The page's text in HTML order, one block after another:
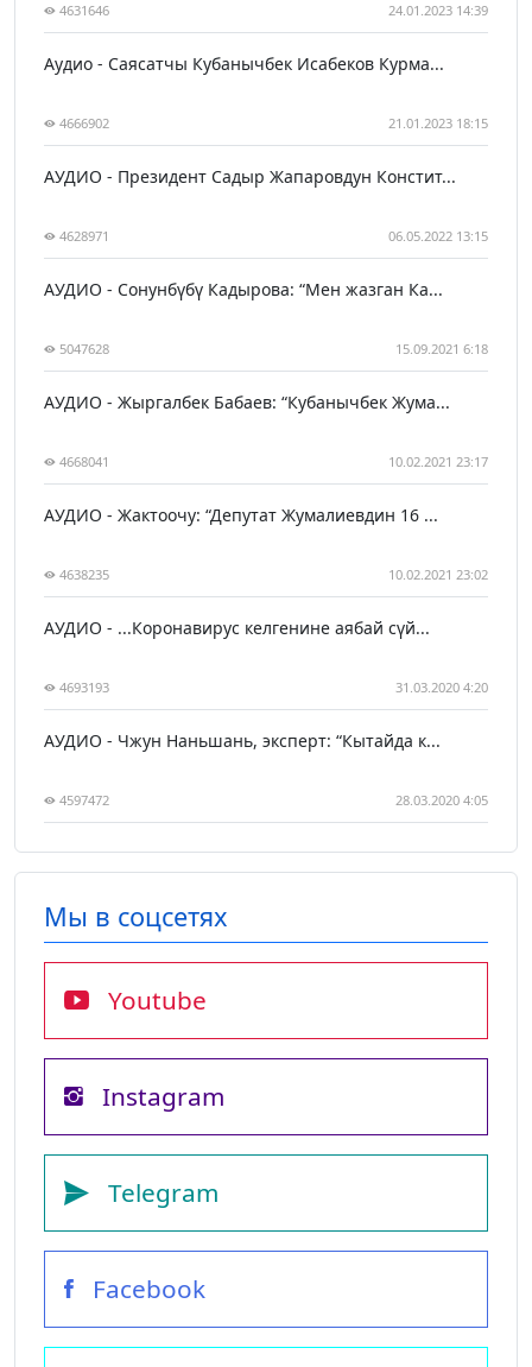
4631646 24.01.2023 14:39
Аудио - Саясатчы Кубанычбек Исабеков Курма...
4666902 21.01.2023 18:15
АУДИО - Президент Садыр Жапаровдун Констит...
4628971 06.05.2022 13:15
АУДИО - Сонунбүбү Кадырова: “Мен жазган Ка...
5047628 15.09.2021 6:18
АУДИО - Жыргалбек Бабаев: “Кубанычбек Жума...
4668041 10.02.2021 23:17
АУДИО - Жактоочу: “Депутат Жумалиевдин 16 ...
4638235 10.02.2021 23:02
АУДИО - ...Коронавирус келгенине аябай сүй...
4693193 31.03.2020 4:20
АУДИО - Чжун Наньшань, эксперт: “Кытайда к...
4597472 28.03.2020 4:05
Мы в соцсетях
Youtube
Instagram
Telegram
Facebook